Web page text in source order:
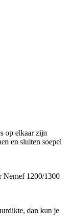
op elkaar zijn
en sluiten soepel
Nemef 1200/1300
dan kun je